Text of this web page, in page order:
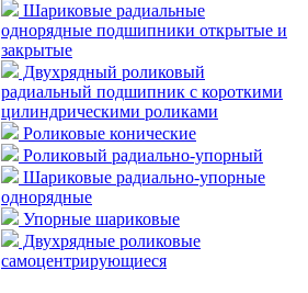
Шариковые радиальные
однорядные подшипники открытые и
закрытые
Двухрядный роликовый
радиальный подшипник с короткими
цилиндрическими роликами
Роликовые конические
Роликовый радиально-упорный
Шариковые радиально-упорные
однорядные
Упорные шариковые
Двухрядные роликовые
самоцентрирующиеся